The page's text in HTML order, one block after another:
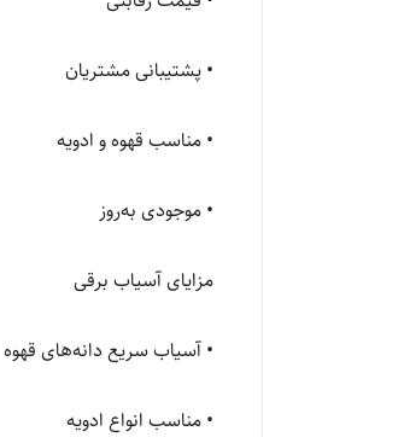
• پشتیبانی مشتریان
• مناسب قهوه و ادویه
• موجودی به‌روز
مزایای آسیاب برقی
• آسیاب سریع دانه‌های قهوه
• مناسب انواع ادویه